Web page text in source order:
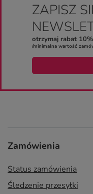
ZAPISZ
otrzymaj rabat
/minimalna wartość
Zamówienia
Status zamówienia
Śledzenie przesyłki